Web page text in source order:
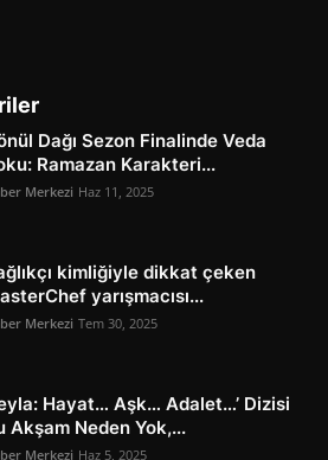
Dağı Sezon Finalinde Veda
Ramazan Karakteri...
Merkezi Haz 11, 2025
kimliğiyle dikkat çeken
yarışmacısı...
Merkezi Tem 30, 2025
Hayat… Aşk… Adalet…’ Dizisi
Akşam Neden Yok,...
Merkezi Haz 5, 2025